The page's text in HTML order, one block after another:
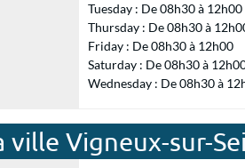
Tuesday : De 08h30 à 12h00
Thursday : De 08h30 à
Friday : De 08h30 à 12h00
Saturday : De 08h30 à
Wednesday : De 08h30 à
ville Vigneux-sur-